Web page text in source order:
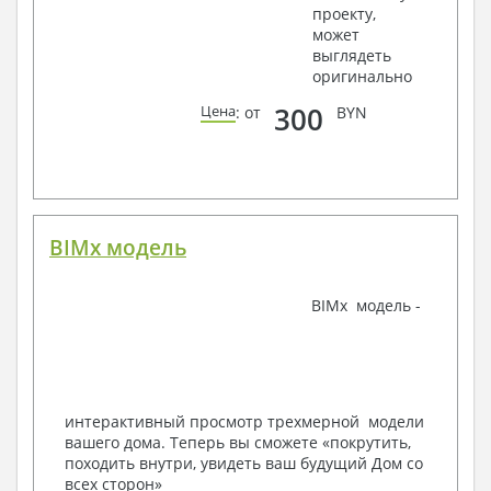
Ведомости расхода стали и бетона
3. Инженерный раздел (приобретается по желанию
Водоснабжение и канализация
канализации
Аксонометрическая схема водоснабжения и
канализации
Узлы и спецификация материалов
Спецификация материалов
Электротехнические решения:
проекту,
может
выглядеть
оригинально
Цена: от 300 BYN
BIMx модель
BIMx модель -
интерактивный просмотр трехмерной модели
вашего дома. Теперь вы сможете «покрутить,
походить внутри, увидеть ваш будущий Дом со
всех сторон»